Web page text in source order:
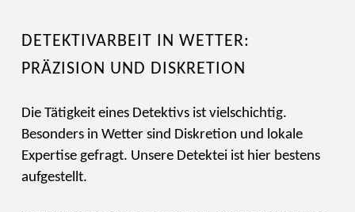
DETEKTIVARBEIT IN WETTER:
PRÄZISION UND DISKRETION
Die Tätigkeit eines Detektivs ist vielschichtig.
Besonders in Wetter sind Diskretion und lokale
Expertise gefragt. Unsere Detektei ist hier bestens
aufgestellt.